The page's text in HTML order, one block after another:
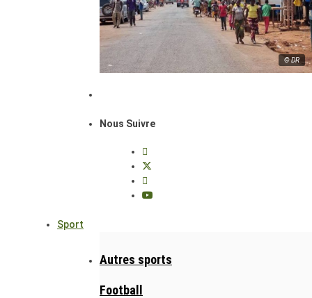
© DR
Nous Suivre
Sport
Autres sports
Football